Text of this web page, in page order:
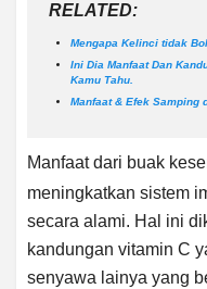
RELATED:
Mengapa Kelinci tidak
Ini Dia Manfaat Dan
Kamu Tahu.
Manfaat & Efek Samping
Manfaat dari buak
meningkatkan sistem
secara alami. Hal ini
kandungan vitamin C
senyawa lainya yang